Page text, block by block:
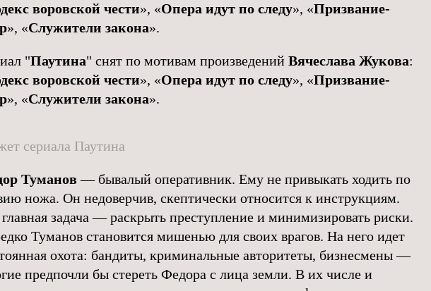
воровской чести», «Опера идут по следу», «Призвание-
», «Служители закона».
"Паутина" снят по мотивам произведений Вячеслава Жукова:
воровской чести», «Опера идут по следу», «Призвание-
», «Служители закона».
сериала Паутина
Туманов— бывалый оперативник. Ему не привыкать ходить по
ножа. Он недоверчив, скептически относится к инструкциям.
задача — раскрыть преступление и минимизировать риски.
Туманов становится мишенью для своих врагов. На него идет
охота: бандиты, криминальные авторитеты, бизнесмены —
предпочли бы стереть Федора с лица земли. В их числе и